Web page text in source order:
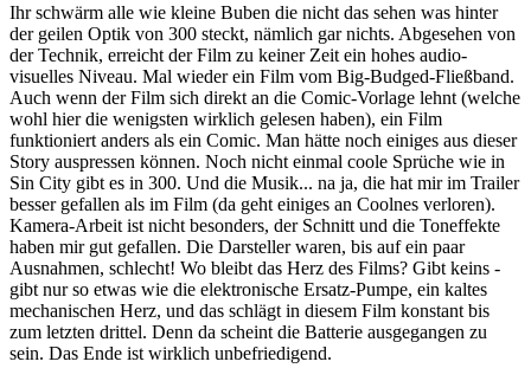
Ihr schwärm alle wie kleine Buben die nicht das sehen was hinter
der geilen Optik von 300 steckt, nämlich gar nichts. Abgesehen von
der Technik, erreicht der Film zu keiner Zeit ein hohes audio-
visuelles Niveau. Mal wieder ein Film vom Big-Budged-Fließband.
Auch wenn der Film sich direkt an die Comic-Vorlage lehnt (welche
wohl hier die wenigsten wirklich gelesen haben), ein Film
funktioniert anders als ein Comic. Man hätte noch einiges aus dieser
Story auspressen können. Noch nicht einmal coole Sprüche wie in
Sin City gibt es in 300. Und die Musik... na ja, die hat mir im Trailer
besser gefallen als im Film (da geht einiges an Coolnes verloren).
Kamera-Arbeit ist nicht besonders, der Schnitt und die Toneffekte
haben mir gut gefallen. Die Darsteller waren, bis auf ein paar
Ausnahmen, schlecht! Wo bleibt das Herz des Films? Gibt keins -
gibt nur so etwas wie die elektronische Ersatz-Pumpe, ein kaltes
mechanischen Herz, und das schlägt in diesem Film konstant bis
zum letzten drittel. Denn da scheint die Batterie ausgegangen zu
sein. Das Ende ist wirklich unbefriedigend.